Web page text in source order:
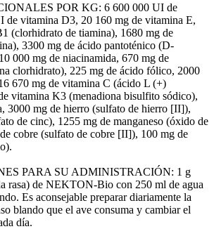
POR KG: 6 600 000 UI de
de vitamina D3, 20 160 mg de vitamina E,
(clorhidrato de tiamina), 1680 mg de
3300 mg de ácido pantoténico (D-
000 mg de niacinamida, 670 mg de
clorhidrato), 225 mg de ácido fólico, 2000
670 mg de vitamina C (ácido L (+)
vitamina K3 (menadiona bisulfito sódico),
3000 mg de hierro (sulfato de hierro [II]),
de cinc), 1255 mg de manganeso (óxido de
cobre (sulfato de cobre [II]), 100 mg de
PARA SU ADMINISTRACIÓN: 1 g
rasa) de NEKTON-Bio con 250 ml de agua
Es aconsejable preparar diariamente la
blando que el ave consuma y cambiar el
día.